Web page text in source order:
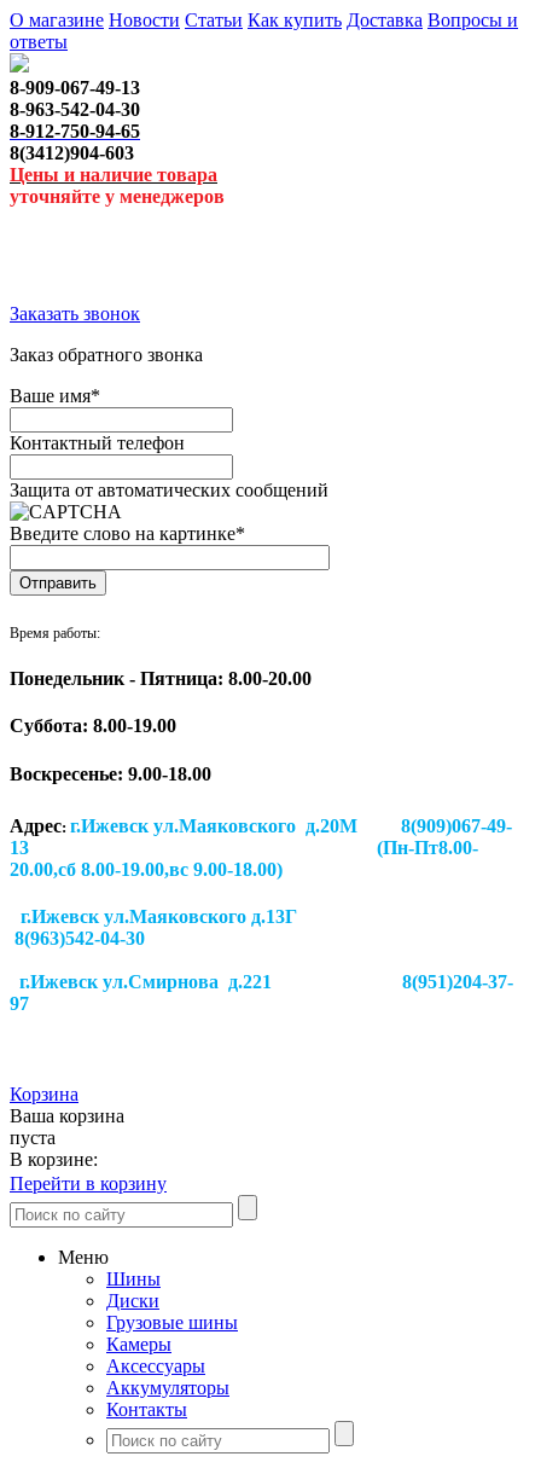
О магазине Новости Статьи Как купить Доставка Вопросы и
ответы
8-909-067-49-13
8-963-542-04-30
8-912-750-94-65
8(3412)904-603
Цены и наличие товара
уточняйте у менеджеров
Заказать звонок
Заказ обратного звонка
Ваше имя*
Контактный телефон
Защита от автоматических сообщений
Введите слово на картинке*
Время работы:
Понедельник - Пятница: 8.00-20.00
Суббота: 8.00-19.00
Воскресенье: 9.00-18.00
Адрес: г.Ижевск ул.Маяковского д.20М 8(909)067-49-
13 (Пн-Пт8.00-
20.00,сб 8.00-19.00,вс 9.00-18.00)
г.Ижевск ул.Маяковского д.13Г
8(963)542-04-30
г.Ижевск ул.Смирнова д.221
8(951)204-37-
97
Корзина
Ваша корзина
пуста
В корзине:
Перейти в корзину
Меню
Шины
Диски
Грузовые шины
Камеры
Аксессуары
Аккумуляторы
Контакты